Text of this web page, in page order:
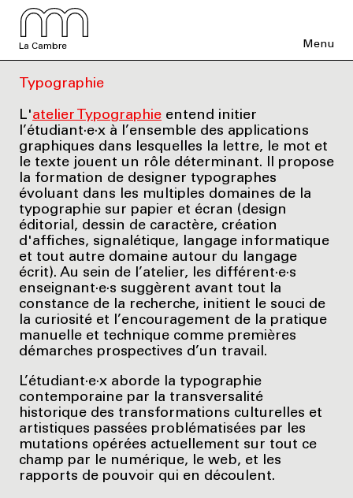
La Cambre Menu
Typographie
L'atelier Typographie entend initier
l’étudiant·e·x à l’ensemble des applications
graphiques dans lesquelles la lettre, le mot et
le texte jouent un rôle déterminant. Il propose
la formation de designer typographes
évoluant dans les multiples domaines de la
typographie sur papier et écran (design
éditorial, dessin de caractère, création
d'affiches, signalétique, langage informatique
et tout autre domaine autour du langage
écrit). Au sein de l’atelier, les différent·e·s
enseignant·e·s suggèrent avant tout la
constance de la recherche, initient le souci de
la curiosité et l’encouragement de la pratique
manuelle et technique comme premières
démarches prospectives d’un travail.
L’étudiant·e·x aborde la typographie
contemporaine par la transversalité
historique des transformations culturelles et
artistiques passées problématisées par les
mutations opérées actuellement sur tout ce
champ par le numérique, le web, et les
rapports de pouvoir qui en découlent.